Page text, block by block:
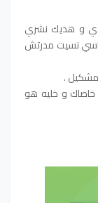
و هديك نشري
نسيت مدرتش
خاصاك و خليه هو